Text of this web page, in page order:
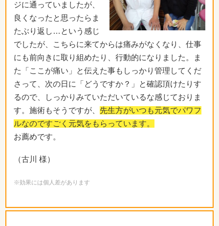
ジに通っていましたが、
良くなったと思ったらま
たぶり返し…という感じ
でしたが、こちらに来てからは痛みがなくなり、仕事
にも前向きに取り組めたり、行動的になりました。ま
た「ここが痛い」と伝えた事もしっかり管理してくだ
さって、次の日に「どうですか？」と確認頂けたりす
るので、しっかりみていただいているな感じておりま
す。施術もそうですが、 先生方がいつも元気でパワフ
ルなのですごく元気をもらっています。
お薦めです。
（古川 様）
※効果には個人差があります